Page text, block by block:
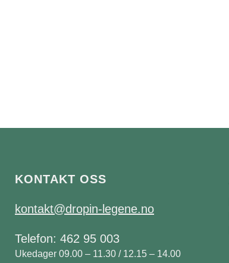
KONTAKT OSS
kontakt@dropin-legene.no
Telefon: 462 95 003
Ukedager 09.00 – 11.30 / 12.15 – 14.00